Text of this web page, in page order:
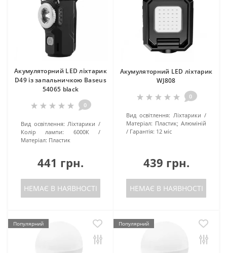
Акумуляторний LED ліхтарик
D49 із запальничкою Baseus
54065 black
0
Вид освітлення: Ліхтарики
Колір лампи:
6000К
Матеріал: Пластик
441 грн.
НЕМАЄ В НАЯВНОСТІ
Акумуляторний LED ліхтарик
WJ808
0
Вид освітлення: Ліхтарики
Матеріал: Пластик; Алюміній
Гарантія: 12 міс
439 грн.
НЕМАЄ В НАЯВНОСТІ
Популярний Популярний